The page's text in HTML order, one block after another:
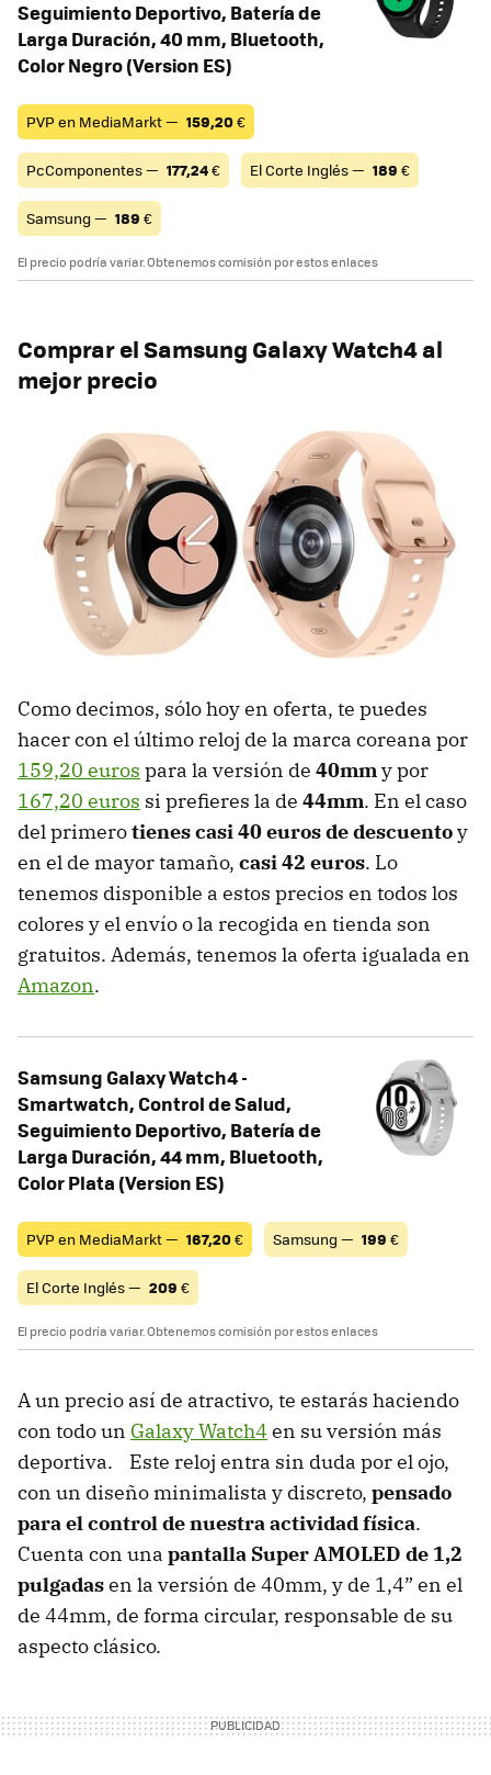
Seguimiento Deportivo, Batería de
Larga Duración, 40 mm, Bluetooth,
Color Negro (Version ES)
PVP en MediaMarkt — 159,20€
PcComponentes — 177,24€ El Corte Inglés — 189 €
Samsung — 189 €
El precio podría variar. Obtenemos comisión por estos enlaces
Comprar el Samsung Galaxy Watch4 al
mejor precio
Como decimos, sólo hoy en oferta, te puedes
hacer con el último reloj de la marca coreana por
159,20 euros para la versión de 40mmy por
167,20 euros si prefieres la de 44mm. En el caso
del primerotienes casi 40 euros de descuentoy
en el de mayor tamaño, casi 42 euros. Lo
tenemos disponible a estos precios en todos los
colores y el envío o la recogida en tienda son
gratuitos. Además, tenemos la oferta igualada en
Amazon.
Samsung Galaxy Watch4 -
Smartwatch, Control de Salud,
Seguimiento Deportivo, Batería de
Larga Duración, 44 mm, Bluetooth,
Color Plata (Version ES)
PVP en MediaMarkt — 167,20€ Samsung — 199 €
El Corte Inglés — 209 €
El precio podría variar. Obtenemos comisión por estos enlaces
A un precio así de atractivo, te estarás haciendo
con todo un Galaxy Watch4 en su versión más
deportiva. Este reloj entra sin duda por el ojo,
con un diseño minimalista y discreto, pensado
para el control de nuestra actividad física.
Cuenta con una pantalla Super AMOLED de 1,2
pulgadasen la versión de 40mm, y de 1,4” en el
de 44mm, de forma circular, responsable de su
aspecto clásico.